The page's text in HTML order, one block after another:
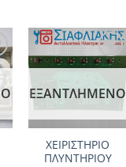
Add to
ΕΞΑΝΤΛΗΜΈΝΟ
ΧΕΙΡΙΣΤΗΡΙΟ
ΠΛΥΝΤΗΡΙΟΥ